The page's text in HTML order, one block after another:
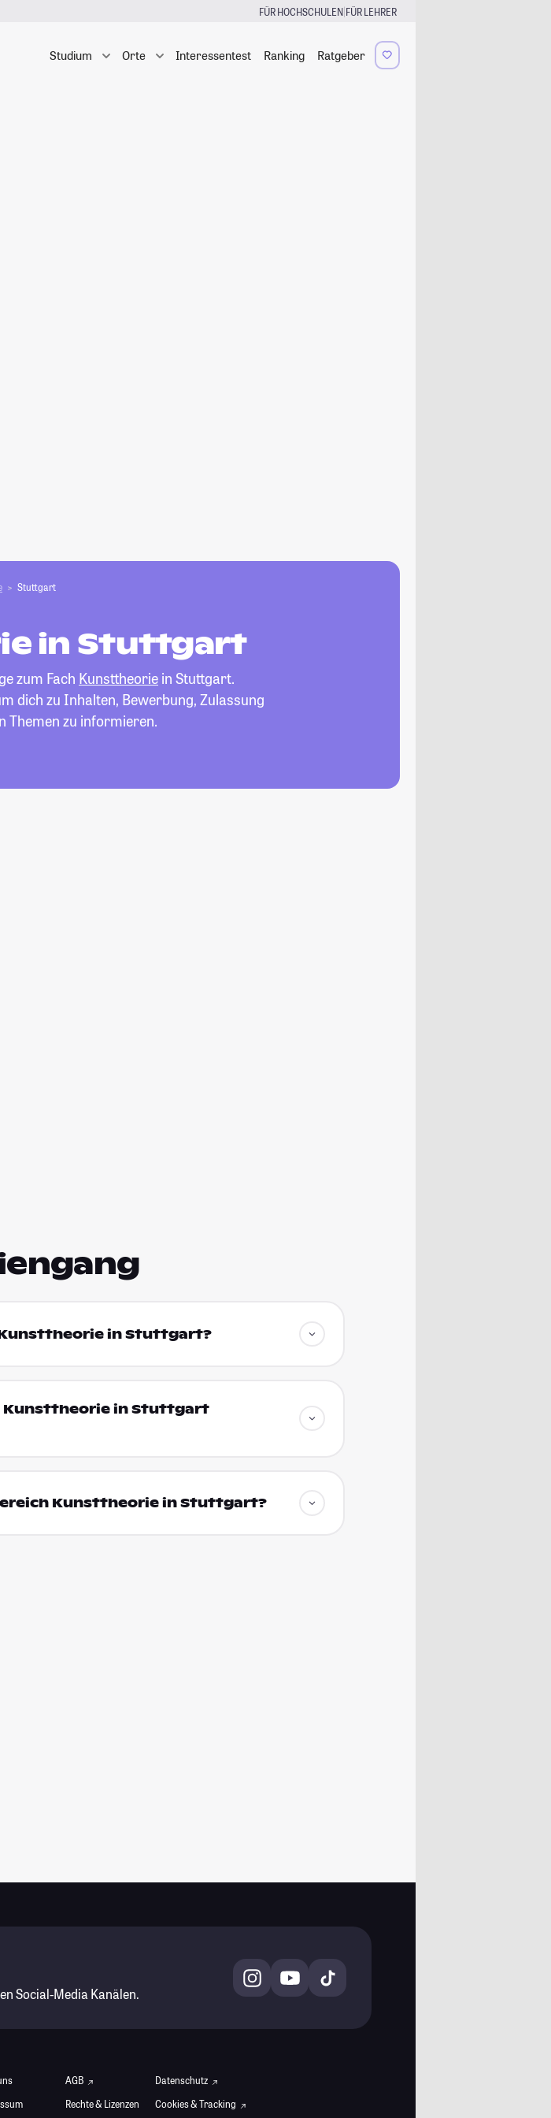
FÜR HOCHSCHULEN|FÜR LEHRER
Studium Orte Interessentest Ranking Ratgeber
Stuttgart
in Stuttgart
zum Fach Kunsttheorie in Stuttgart.
dich zu Inhalten, Bewerbung, Zulassung
Themen zu informieren.
in Stuttgart?
Kunsttheorie in Stuttgart
Kunsttheorie in Stuttgart?
Social-Media Kanälen.
AGB
Rechte & Lizenzen
Datenschutz
Cookies & Tracking